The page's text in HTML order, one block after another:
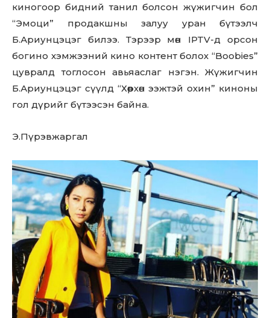
киногоор бидний танил болсон жүжигчин бол
“Эмоци” продакшны залуу уран бүтээлч
Б.Ариунцэцэг билээ. Тэрээр мөн IPTV-д орсон
богино хэмжээний кино контент болох “Boobies”
цувралд тоглосон авьяаслаг нэгэн. Жүжигчин
Б.Ариунцэцэг сүүлд “Хөөрхөн ээжтэй охин” киноны
гол дүрийг бүтээсэн байна.
Э.Пүрэвжаргал